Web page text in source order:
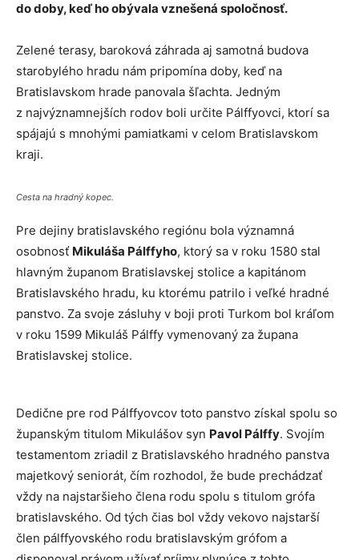
do doby, keď ho obývala vznešená spoločnosť.
Zelené terasy, baroková záhrada aj samotná budova
starobylého hradu nám pripomína doby, keď na
Bratislavskom hrade panovala šľachta. Jedným
z najvýznamnejších rodov boli určite Pálffyovci, ktorí sa
spájajú s mnohými pamiatkami v celom Bratislavskom
kraji.
Cesta na hradný kopec.
Pre dejiny bratislavského regiónu bola významná
osobnosť Mikuláša Pálffyho, ktorý sa v roku 1580 stal
hlavným županom Bratislavskej stolice a kapitánom
Bratislavského hradu, ku ktorému patrilo i veľké hradné
panstvo. Za svoje zásluhy v boji proti Turkom bol kráľom
v roku 1599 Mikuláš Pálffy vymenovaný za župana
Bratislavskej stolice.
Dedične pre rod Pálffyovcov toto panstvo získal spolu so
županským titulom Mikulášov syn Pavol Pálffy. Svojím
testamentom zriadil z Bratislavského hradného panstva
majetkový seniorát, čím rozhodol, že bude prechádzať
vždy na najstaršieho člena rodu spolu s titulom grófa
bratislavského. Od tých čias bol vždy vekovo najstarší
člen pálffyovského rodu bratislavským grófom a